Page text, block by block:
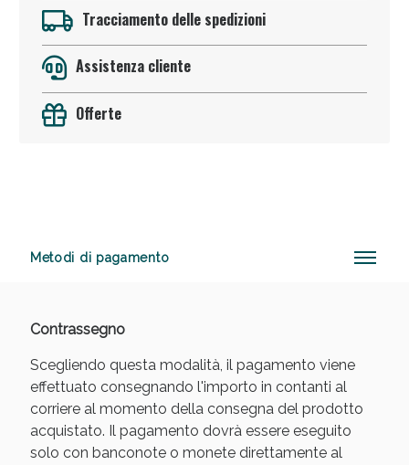
Tracciamento delle spedizioni
Assistenza cliente
Offerte
Metodi di pagamento
Contrassegno
Scegliendo questa modalità, il pagamento viene
effettuato consegnando l'importo in contanti al
corriere al momento della consegna del prodotto
acquistato. Il pagamento dovrà essere eseguito
solo con banconote o monete direttamente al
Anticellulite e Fanghi: Sconto fino al 40% valido
oggi!
Anticellulite e Fanghi: Sconto fino al 40% valido